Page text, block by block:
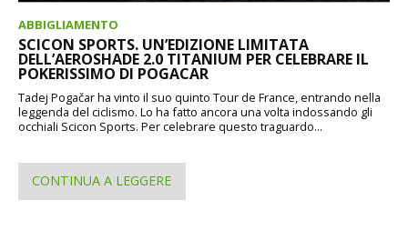
ABBIGLIAMENTO
SCICON SPORTS. UN’EDIZIONE LIMITATA
DELL’AEROSHADE 2.0 TITANIUM PER CELEBRARE IL
POKERISSIMO DI POGACAR
Tadej Pogačar ha vinto il suo quinto Tour de France, entrando nella
leggenda del ciclismo. Lo ha fatto ancora una volta indossando gli
occhiali Scicon Sports. Per celebrare questo traguardo...
CONTINUA A LEGGERE